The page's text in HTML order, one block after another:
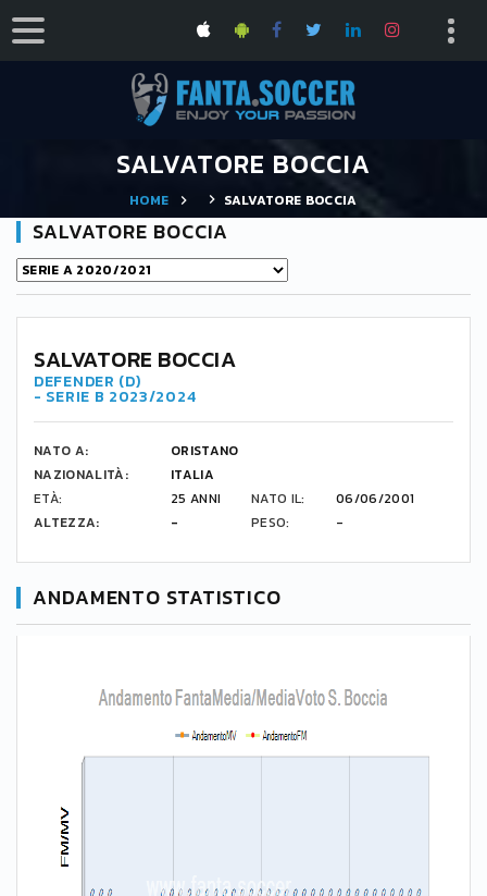
SALVATORE BOCCIA
HOME SALVATORE BOCCIA
SALVATORE BOCCIA
SALVATORE BOCCIA
DEFENDER (D)
- SERIE B 2023/2024
NATO A:
ORISTANO
NAZIONALITÀ:
ITALIA
ETÀ:
25 ANNI NATO IL:
06/06/2001
ALTEZZA:
- PESO: -
ANDAMENTO STATISTICO